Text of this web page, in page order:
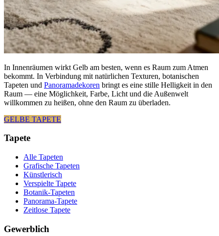
In Innenräumen wirkt Gelb am besten, wenn es Raum zum Atmen
bekommt. In Verbindung mit natürlichen Texturen, botanischen
Tapeten und Panoramadekoren bringt es eine stille Helligkeit in den
Raum — eine Möglichkeit, Farbe, Licht und die Außenwelt
willkommen zu heißen, ohne den Raum zu überladen.
GELBE TAPETE
Tapete
Alle Tapeten
Grafische Tapeten
Künstlerisch
Verspielte Tapete
Botanik-Tapeten
Panorama-Tapete
Zeitlose Tapete
Gewerblich